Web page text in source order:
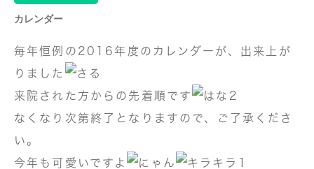
カレンダー
毎年恒例の2016年度のカレンダーが、出来上が
りました
来院された方からの先着順です
なくなり次第終了となりますので、ご了承くださ
い。
今年も可愛いですよ